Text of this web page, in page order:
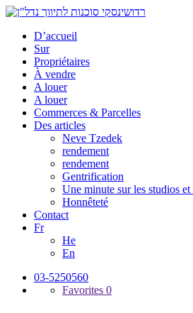
D’accueil
Sur
Propriétaires
À vendre
A louer
A louer
Commerces & Parcelles
Des articles
Neve Tzedek
rendement
rendement
Gentrification
Une minute sur les studios
Honnêteté
Contact
Fr
He
En
03-5250560
Favorites 0